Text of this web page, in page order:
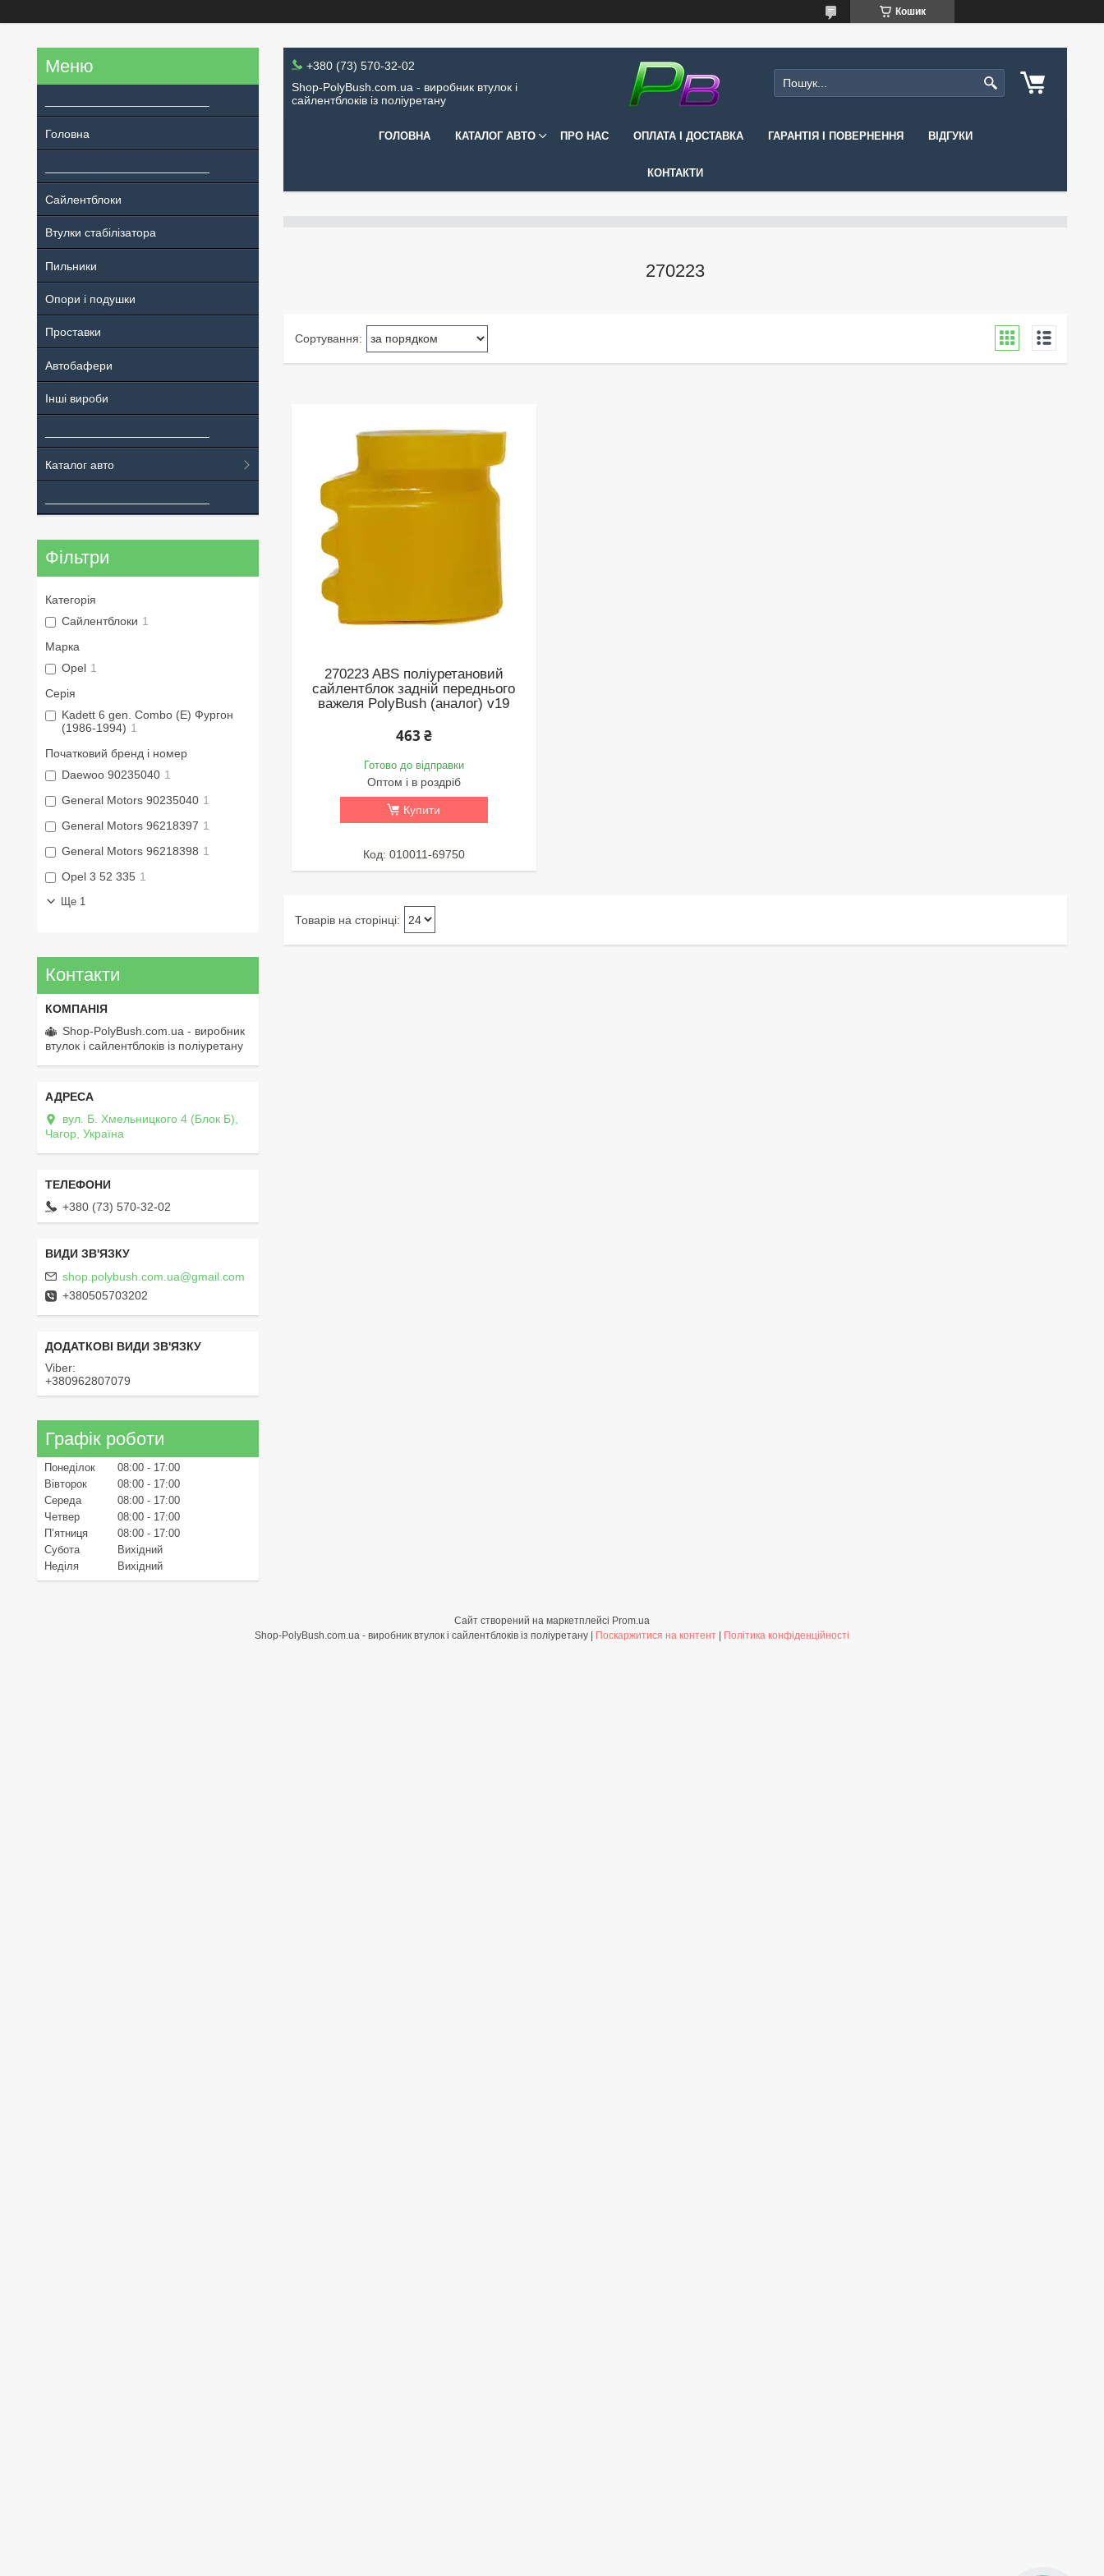
Кошик
+380 (73) 570-32-02
Shop-PolyBush.com.ua - виробник втулок і
сайлентблоків із поліуретану
ГОЛОВНА КАТАЛОГ АВТО ПРО НАС ОПЛАТА І ДОСТАВКА ГАРАНТІЯ І ПОВЕРНЕННЯ ВІДГУКИ
КОНТАКТИ
270223
270223 ABS поліуретановий
сайлентблок задній переднього
важеля PolyBush (аналог) v19
463 ₴
Готово до відправки
Оптом і в роздріб
Купити
010011-69750
Головна
Сайлентблоки
Втулки стабілізатора
Пильники
Опори і подушки
Проставки
Автобафери
Інші вироби
Каталог авто
Фільтри
Категорія
Сайлентблоки 1
Марка
Opel 1
Серія
Kadett 6 gen. Combo (E) Фургон
(1986-1994) 1
Початковий бренд і номер
Daewoo 90235040 1
General Motors 90235040 1
General Motors 96218397 1
General Motors 96218398 1
Opel 3 52 335 1
Ще 1
Контакти
Shop-PolyBush.com.ua - виробник
втулок і сайлентблоків із поліуретану
вул. Б. Хмельницкого 4 (Блок Б),
Чагор, Україна
+380 (73) 570-32-02
shop.polybush.com.ua@gmail.com
+380505703202
Viber
+380962807079
Графік роботи
Понеділок 08:00
17:00
Вівторок
08:00
17:00
Середа
08:00
17:00
Четвер
08:00
17:00
Пʼятниця
08:00
17:00
Субота
Вихідний
Неділя
Вихідний
Сайт створений на маркетплейсі Prom.ua
Поскаржитися на контент Політика конфіденційності